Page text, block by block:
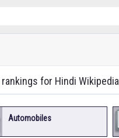
for Hindi Wikipedia
Automobiles